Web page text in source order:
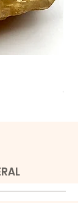
9,00